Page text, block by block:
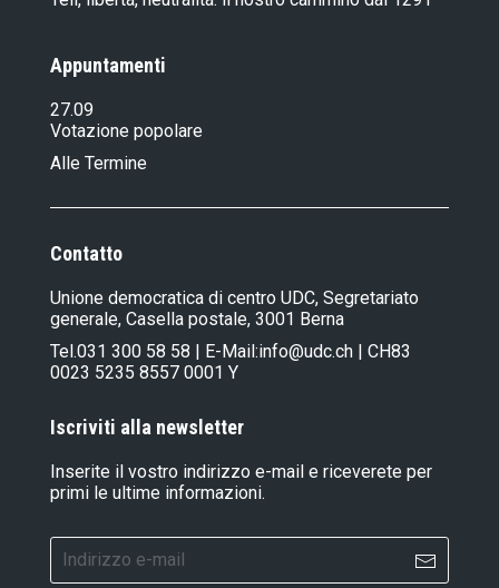
Appuntamenti
27.09
Votazione popolare
Alle Termine
Contatto
Unione democratica di centro UDC, Segretariato
generale, Casella postale, 3001 Berna
Tel.031 300 58 58 | E-Mail:info@udc.ch | CH83
0023 5235 8557 0001 Y
Iscriviti alla newsletter
Inserite il vostro indirizzo e-mail e riceverete per
primi le ultime informazioni.